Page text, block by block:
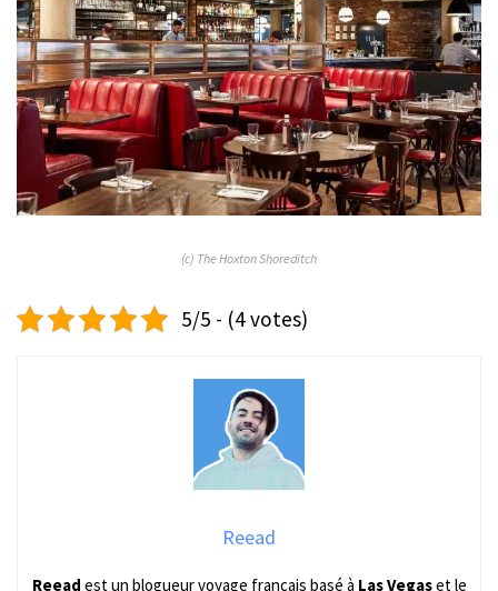
(c) The Hoxton Shoreditch
5/5 - (4 votes)
Reead
Reead est un blogueur voyage français basé à Las Vegaset le